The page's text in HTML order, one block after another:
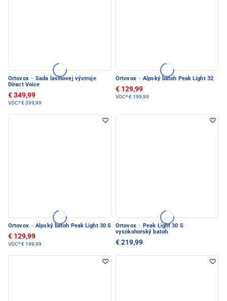
Ortovox · Sada lavínovej výstroje
Diract Voice
€ 349,99
VOC*€ 399,99
Ortovox · Alpský batoh Peak Light 32
€ 129,99
VOC*€ 199,99
Ortovox · Alpský batoh Peak Light 30 S
€ 129,99
VOC*€ 199,99
Ortovox · Peak Light 30 S
vysokohorský batoh
€ 219,99